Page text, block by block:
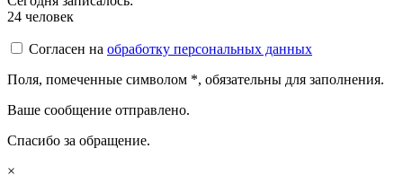
24 человек
Согласен на обработку персональных данных
Поля, помеченные символом *, обязательны для заполнения.
Ваше сообщение отправлено.
Спасибо за обращение.
×